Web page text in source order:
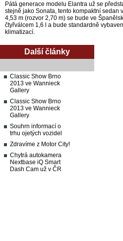
Pátá generace modelu Elantra už se
stejně jako Sonata, tento kompaktní sedan
4,53 m (rozvor 2,70 m) se bude ve
čtyřválcem 1,6 l a bude standardně
klimatizací.
Další články
Classic Show Brno
2013 ve Wannieck
Gallery
Classic Show Brno
2013 ve Wannieck
Gallery
Souhrn informací o
trhu ojetých vozidel
Zdravíme z Motor City!
Chytrá autokamera
Nextbase iQ Smart
Dash Cam už v ČR